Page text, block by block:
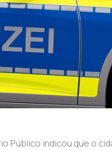
Público indicou que o